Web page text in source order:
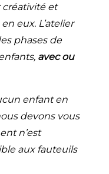
créativité et
eux. L’atelier
phases de
avec ou
enfant en
devons vous
n’est
aux fauteuils